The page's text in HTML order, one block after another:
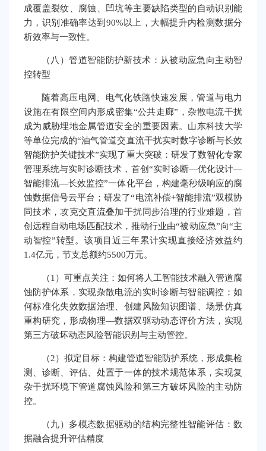
成覆盖裂纹、腐蚀、凹坑等主要缺陷类型的自动识别能
力，识别准确率达到90%以上，大幅提升内检测数据分
析效率与一致性。
（八）管道智能防护新技术：从被动应急向主动智
控转型
随着高压电网、电气化铁路快速发展，管道与电力
设施在有限空间内形成密集“公共走廊”，杂散电流干扰
成为威胁埋地金属管道安全的重要因素。山东科技大学
等单位完成的“油气管道交直流干扰实时数字诊断与长效
智能防护关键技术”实现了重大突破：研发了数智化专家
管理系统与实时诊断技术，首创“实时诊断—优化设计—
智能排流—长效监控”一体化平台，构建毫秒级响应的腐
蚀数据信号云平台；研发了“电流补偿+智能排流”双模协
同技术，攻克交直流叠加干扰同步治理的行业难题，首
创远程自动电场匹配技术，推动行业由“被动应急”向“主
动智控”转型。该项目近三年累计实现直接经济效益约
1.4亿元，节支总额约5500万元。
（1）可重点关注：如何将人工智能技术融入管道腐
蚀防护体系，实现杂散电流的实时诊断与智能调控；如
何标准化失效数据治理、创建风险知识图谱、场景仿真
重构研究，形成物理—数据双驱动动态评价方法，实现
第三方破坏动态风险智能识别与主动管控。
（2）拟定目标：构建管道智能防护系统，形成集检
测、诊断、评估、处置于一体的技术规范体系，实现复
杂干扰环境下管道腐蚀风险和第三方破坏风险的主动防
控。
（九）多模态数据驱动的结构完整性智能评估：数
据融合提升评估精度